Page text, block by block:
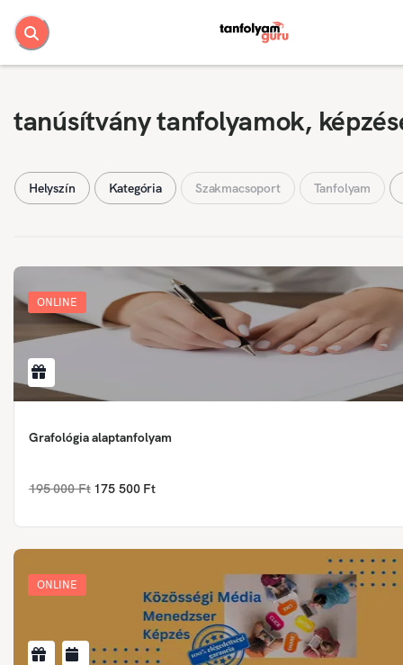
tanúsítvány tanfolyamok,
Helyszín Kategória Szakmacsoport Tanfolyam
ONLINE
Grafológia alaptanfolyam
195 000 Ft 175 500 Ft
ONLINE